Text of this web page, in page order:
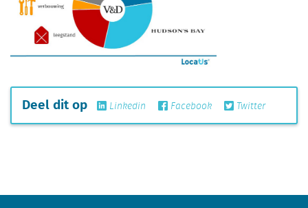
Deel dit op Linkedin Facebook Twitter